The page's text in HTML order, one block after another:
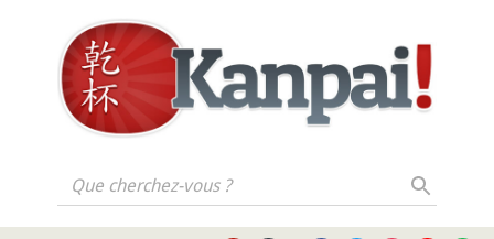
Que cherchez-vous ?